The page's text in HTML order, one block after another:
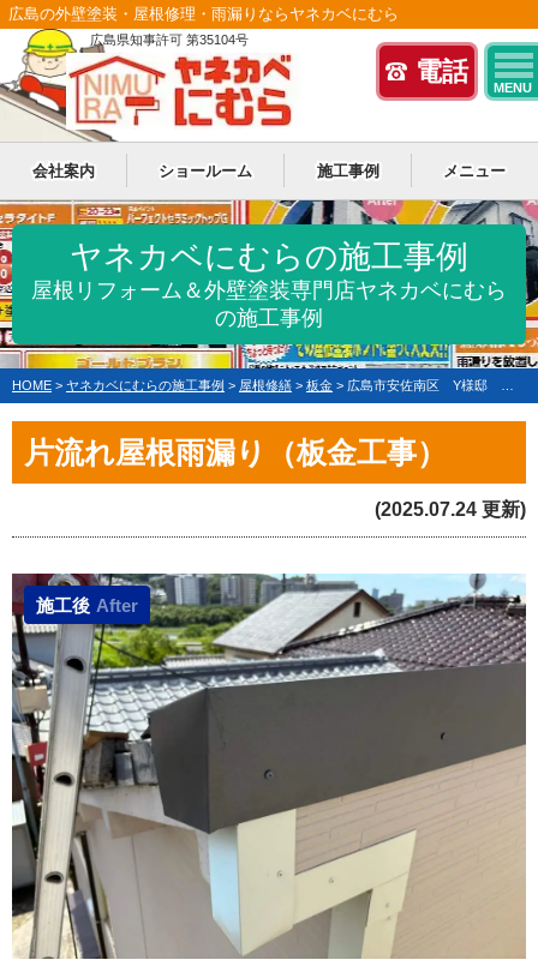
電話
MENU
広島の外壁塗装・屋根修理・雨漏りならヤネカベにむら
広島県知事許可 第35104号
会社案内 ショールーム 施工事例 メニュー
ヤネカベにむらの施工事例
屋根リフォーム＆外壁塗装専門店ヤネカベにむら
の施工事例
HOME > ヤネカベにむらの施工事例 > 屋根修繕 > 板金 > 広島市安佐南区 Y様邸 片流れ屋根雨漏り（板金工事）
片流れ屋根雨漏り（板金工事）
(2025.07.24 更新)
施工後 After